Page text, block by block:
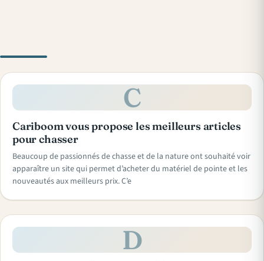
C
Cariboom vous propose les meilleurs articles
pour chasser
Beaucoup de passionnés de chasse et de la nature ont souhaité voir
apparaître un site qui permet d’acheter du matériel de pointe et les
nouveautés aux meilleurs prix. C’e
D